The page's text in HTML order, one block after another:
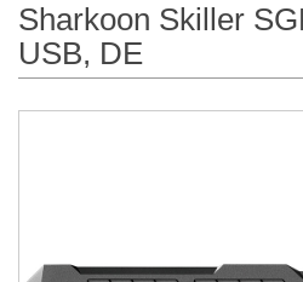
Sharkoon Skiller
USB, DE